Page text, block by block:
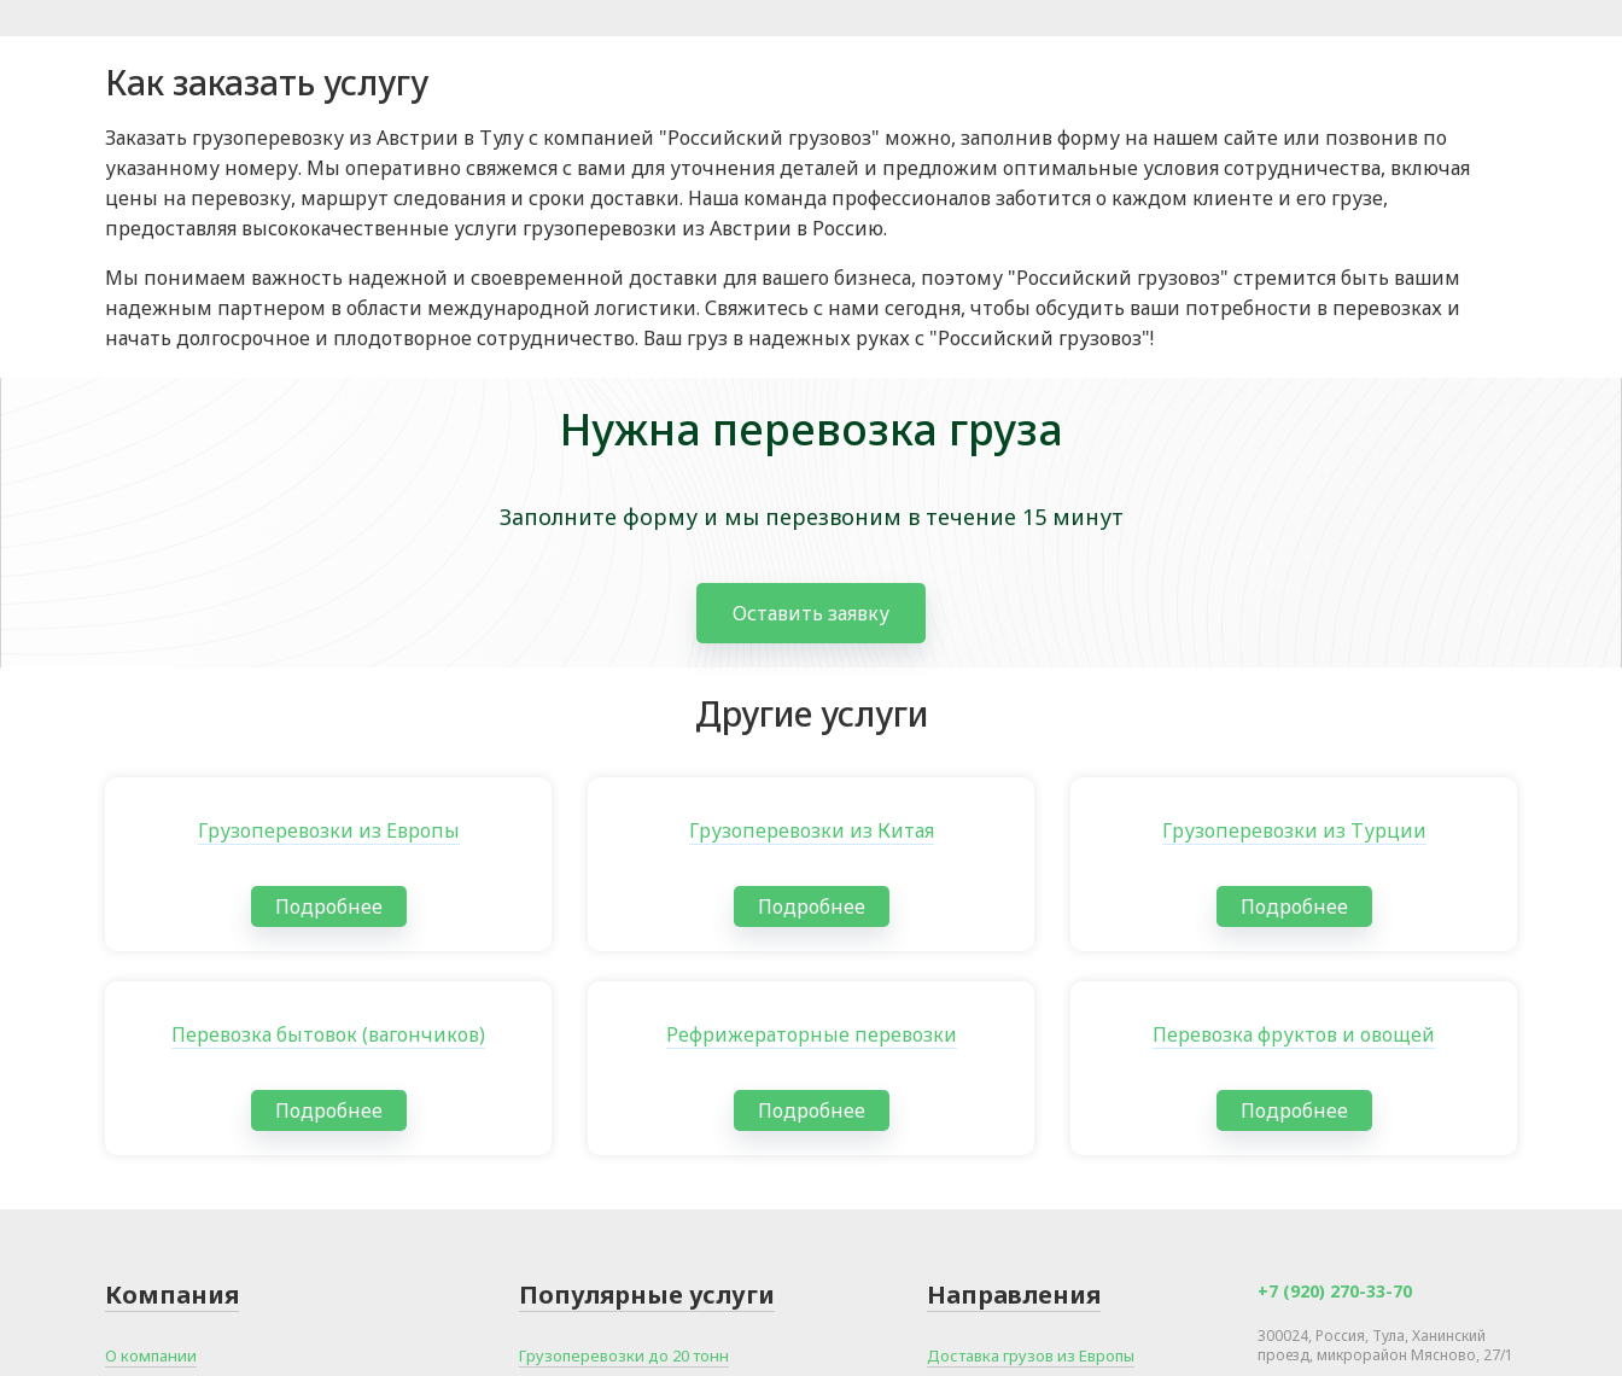
Как заказать услугу
Заказать грузоперевозку из Австрии в Тулу с компанией "Российский грузовоз" можно, заполнив форму на нашем сайте или позвонив по
указанному номеру. Мы оперативно свяжемся с вами для уточнения деталей и предложим оптимальные условия сотрудничества, включая
цены на перевозку, маршрут следования и сроки доставки. Наша команда профессионалов заботится о каждом клиенте и его грузе,
предоставляя высококачественные услуги грузоперевозки из Австрии в Россию.
Мы понимаем важность надежной и своевременной доставки для вашего бизнеса, поэтому "Российский грузовоз" стремится быть вашим
надежным партнером в области международной логистики. Свяжитесь с нами сегодня, чтобы обсудить ваши потребности в перевозках и
начать долгосрочное и плодотворное сотрудничество. Ваш груз в надежных руках с "Российский грузовоз"!
Нужна перевозка груза
Заполните форму и мы перезвоним в течение 15 минут
Оставить заявку
Другие услуги
Грузоперевозки из Европы
Подробнее
Грузоперевозки из Китая
Подробнее
Грузоперевозки из Турции
Подробнее
Перевозка бытовок (вагончиков)
Подробнее
Рефрижераторные перевозки
Подробнее
Перевозка фруктов и овощей
Подробнее
Компания
О компании
Популярные услуги
Грузоперевозки до 20 тонн
Направления
Доставка грузов из Европы
+7 (920) 270-33-70
300024, Россия, Тула, Ханинский
проезд, микрорайон Мясново, 27/1